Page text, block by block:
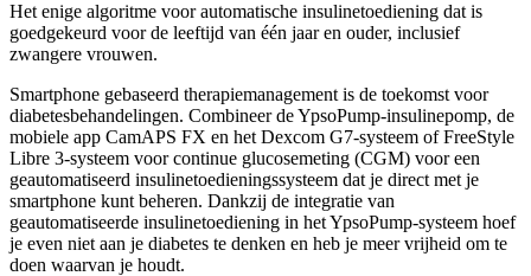
Het enige algoritme voor automatische insulinetoediening dat is
goedgekeurd voor de leeftijd van één jaar en ouder, inclusief
zwangere vrouwen.
Smartphone gebaseerd therapiemanagement is de toekomst voor
diabetesbehandelingen. Combineer de YpsoPump-insulinepomp, de
mobiele app CamAPS FX en het Dexcom G7-systeem of FreeStyle
Libre 3-systeem voor continue glucosemeting (CGM) voor een
geautomatiseerd insulinetoedieningssysteem dat je direct met je
smartphone kunt beheren. Dankzij de integratie van
geautomatiseerde insulinetoediening in het YpsoPump-systeem hoef
je even niet aan je diabetes te denken en heb je meer vrijheid om te
doen waarvan je houdt.